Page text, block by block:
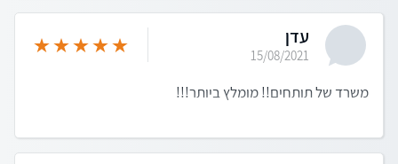
עדן
15/08/2021
משרד של תותחים!! מומלץ ביותר!!!